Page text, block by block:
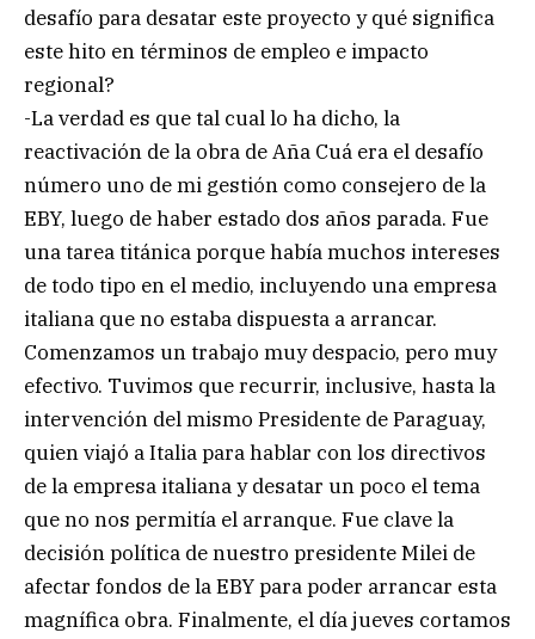
desafío para desatar este proyecto y qué significa
este hito en términos de empleo e impacto
regional?
-La verdad es que tal cual lo ha dicho, la
reactivación de la obra de Aña Cuá era el desafío
número uno de mi gestión como consejero de la
EBY, luego de haber estado dos años parada. Fue
una tarea titánica porque había muchos intereses
de todo tipo en el medio, incluyendo una empresa
italiana que no estaba dispuesta a arrancar.
Comenzamos un trabajo muy despacio, pero muy
efectivo. Tuvimos que recurrir, inclusive, hasta la
intervención del mismo Presidente de Paraguay,
quien viajó a Italia para hablar con los directivos
de la empresa italiana y desatar un poco el tema
que no nos permitía el arranque. Fue clave la
decisión política de nuestro presidente Milei de
afectar fondos de la EBY para poder arrancar esta
magnífica obra. Finalmente, el día jueves cortamos